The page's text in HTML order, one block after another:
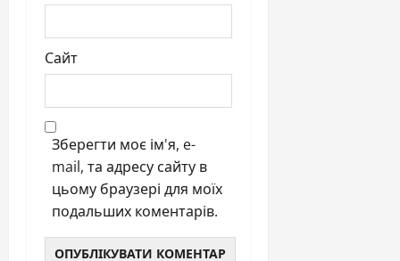
Сайт
Зберегти моє ім'я, e-
mail, та адресу сайту в
цьому браузері для моїх
подальших коментарів.